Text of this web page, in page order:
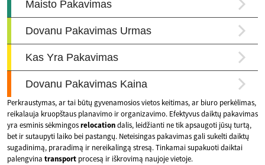
Perkraustymas, ar tai būtų gyvenamosios vietos keitimas, ar biuro perkėlimas,
reikalauja kruopštaus planavimo ir organizavimo. Efektyvus daiktų pakavimas
yra esminis sėkmingosrelocationdalis, leidžianti ne tik apsaugoti jūsų turtą,
bet ir sutaupyti laiko bei pastangų. Neteisingas pakavimas gali sukelti daiktų
sugadinimą, praradimą ir nereikalingą stresą. Tinkamai supakuoti daiktai
palengvina transport procesą ir iškrovimą naujoje vietoje.